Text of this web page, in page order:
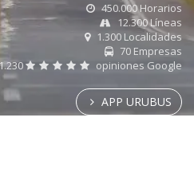
450.000 Horarios
12.300 Líneas
1.300 Localidades
70 Empresas
opiniones Google
APP URUBUS